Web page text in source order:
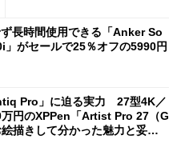
ut」が明...
長時間使用できる「Anker So
がセールで25％オフの5990円
Pro」に迫る実力 27型4K／
円のXPPen「Artist Pro 27（G
描きして分かった魅力と妥協